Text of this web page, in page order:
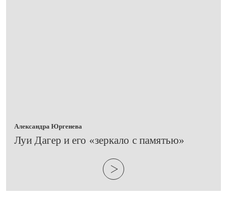
Александра Юргенева
Луи Дагер и его «зеркало с памятью»